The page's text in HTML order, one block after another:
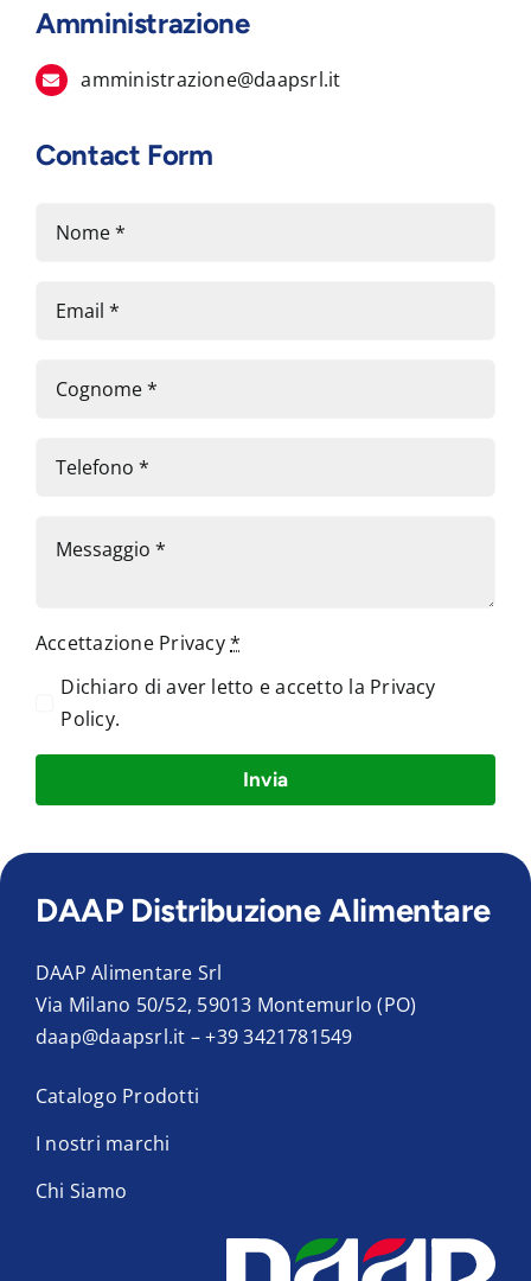
Amministrazione
amministrazione@daapsrl.it
Contact Form
Accettazione Privacy*
Dichiaro di aver letto e accetto la Privacy
Policy.
Invia
DAAP Distribuzione Alimentare
DAAP Alimentare Srl
Via Milano 50/52, 59013 Montemurlo (PO)
daap@daapsrl.it –+39 3421781549
Catalogo Prodotti
I nostri marchi
Chi Siamo